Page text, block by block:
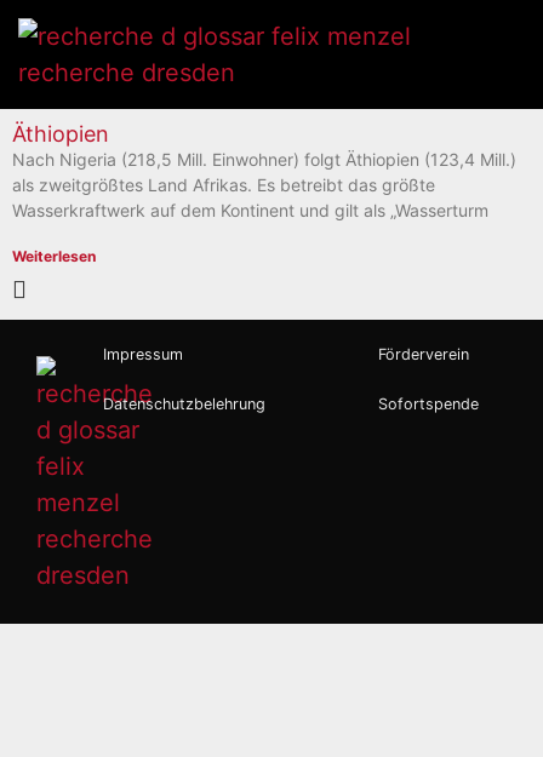
Äthiopien
Nach Nigeria (218,5 Mill. Einwohner) folgt Äthiopien (123,4 Mill.)
als zweitgrößtes Land Afrikas. Es betreibt das größte
Wasserkraftwerk auf dem Kontinent und gilt als „Wasserturm
Weiterlesen
Impressum
Datenschutzbelehrung
Förderverein
Sofortspende